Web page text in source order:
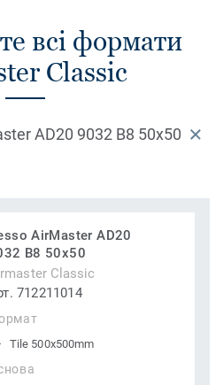
всі формати
Classic
AD20 9032 B8 50x50
AirMaster AD20
B8 50x50
Classic
712211014
Tile 500x500mm